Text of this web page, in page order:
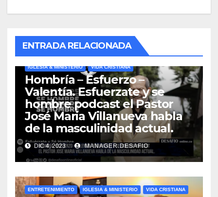
ENTRADA RELACIONADA
IGLESIA & MINISTERIO VIDA CRISTIANA
Hombría – Esfuerzo –
Valentía. Esfuerzate y se
hombre podcast el Pastor
José Maria Villanueva habla
de la masculinidad actual.
DIC 4, 2023 MANAGER.DESAFIO
ENTRETENIMIENTO IGLESIA & MINISTERIO VIDA CRISTIANA